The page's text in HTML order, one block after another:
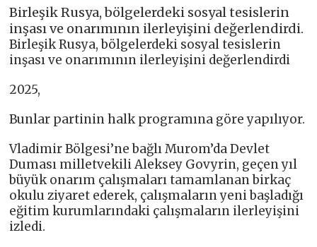
Birleşik Rusya, bölgelerdeki sosyal tesislerin
inşası ve onarımının ilerleyişini değerlendirdi.
Birleşik Rusya, bölgelerdeki sosyal tesislerin
inşası ve onarımının ilerleyişini değerlendirdi
2025,
Bunlar partinin halk programına göre yapılıyor.
Vladimir Bölgesi’ne bağlı Murom’da Devlet
Duması milletvekili Aleksey Govyrin, geçen yıl
büyük onarım çalışmaları tamamlanan birkaç
okulu ziyaret ederek, çalışmaların yeni başladığı
eğitim kurumlarındaki çalışmaların ilerleyişini
izledi.